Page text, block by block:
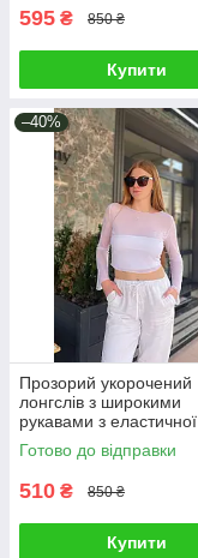
595 ₴ 850 ₴
Купити
–40%
Прозорий укорочений
лонгслів з широкими
рукавами з еластичної
сіточки
Готово до відправки
510 ₴ 850 ₴
Купити